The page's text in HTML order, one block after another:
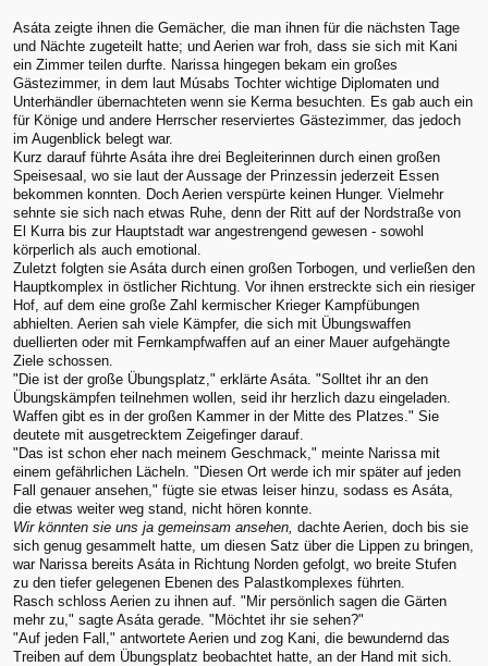
Asáta zeigte ihnen die Gemächer, die man ihnen für die nächsten Tage
und Nächte zugeteilt hatte; und Aerien war froh, dass sie sich mit Kani
ein Zimmer teilen durfte. Narissa hingegen bekam ein großes
Gästezimmer, in dem laut Músabs Tochter wichtige Diplomaten und
Unterhändler übernachteten wenn sie Kerma besuchten. Es gab auch ein
für Könige und andere Herrscher reserviertes Gästezimmer, das jedoch
im Augenblick belegt war.
Kurz darauf führte Asáta ihre drei Begleiterinnen durch einen großen
Speisesaal, wo sie laut der Aussage der Prinzessin jederzeit Essen
bekommen konnten. Doch Aerien verspürte keinen Hunger. Vielmehr
sehnte sie sich nach etwas Ruhe, denn der Ritt auf der Nordstraße von
El Kurra bis zur Hauptstadt war angestrengend gewesen - sowohl
körperlich als auch emotional.
Zuletzt folgten sie Asáta durch einen großen Torbogen, und verließen den
Hauptkomplex in östlicher Richtung. Vor ihnen erstreckte sich ein riesiger
Hof, auf dem eine große Zahl kermischer Krieger Kampfübungen
abhielten. Aerien sah viele Kämpfer, die sich mit Übungswaffen
duellierten oder mit Fernkampfwaffen auf an einer Mauer aufgehängte
Ziele schossen.
"Die ist der große Übungsplatz," erklärte Asáta. "Solltet ihr an den
Übungskämpfen teilnehmen wollen, seid ihr herzlich dazu eingeladen.
Waffen gibt es in der großen Kammer in der Mitte des Platzes." Sie
deutete mit ausgetrecktem Zeigefinger darauf.
"Das ist schon eher nach meinem Geschmack," meinte Narissa mit
einem gefährlichen Lächeln. "Diesen Ort werde ich mir später auf jeden
Fall genauer ansehen," fügte sie etwas leiser hinzu, sodass es Asáta,
die etwas weiter weg stand, nicht hören konnte.
Wir könnten sie uns ja gemeinsam ansehen, dachte Aerien, doch bis sie
sich genug gesammelt hatte, um diesen Satz über die Lippen zu bringen,
war Narissa bereits Asáta in Richtung Norden gefolgt, wo breite Stufen
zu den tiefer gelegenen Ebenen des Palastkomplexes führten.
Rasch schloss Aerien zu ihnen auf. "Mir persönlich sagen die Gärten
mehr zu," sagte Asáta gerade. "Möchtet ihr sie sehen?"
"Auf jeden Fall," antwortete Aerien und zog Kani, die bewundernd das
Treiben auf dem Übungsplatz beobachtet hatte, an der Hand mit sich.